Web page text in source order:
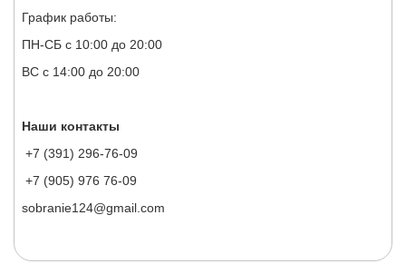
График работы:
ПН-СБ с 10:00 до 20:00
ВС с 14:00 до 20:00
Наши контакты
+7 (391) 296-76-09
+7 (905) 976 76-09
sobranie124@gmail.com